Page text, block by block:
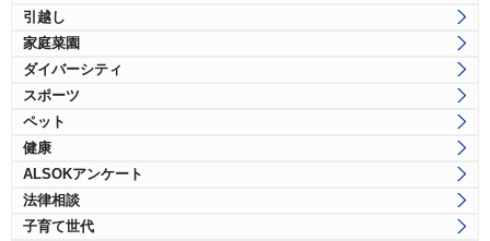
引越し
家庭菜園
ダイバーシティ
スポーツ
ペット
健康
ALSOKアンケート
法律相談
子育て世代